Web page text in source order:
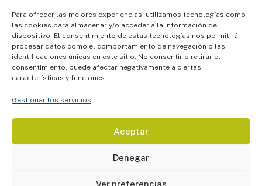
Para ofrecer las mejores experiencias, utilizamos tecnologías como
las cookies para almacenar y/o acceder a la información del
dispositivo. El consentimiento de estas tecnologías nos permitirá
procesar datos como el comportamiento de navegación o las
identificaciones únicas en este sitio. No consentir o retirar el
consentimiento, puede afectar negativamente a ciertas
características y funciones.
Gestionar los servicios
Aceptar
Denegar
Ver preferencias
ENLACES
¿Quiénes somos?
Atención al alumno
Blog
Contacto
SÍGUENOS